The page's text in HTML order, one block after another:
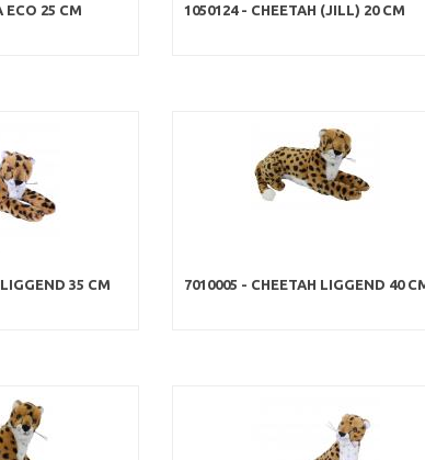
ECO 25 CM 1050124 - CHEETAH (JILL) 20 CM
35 CM 7010005 - CHEETAH LIGGEND 40